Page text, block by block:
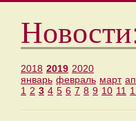
2018 2019 2020
январь февраль март
1 2 3 4 5 6 7 8 9 10 11